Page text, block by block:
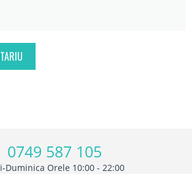
0749 587 105
Duminica Orele 10:00 - 22:00